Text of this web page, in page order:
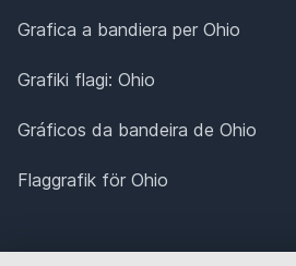
Grafica a bandiera per Ohio
Grafiki flagi: Ohio
Gráficos da bandeira de Ohio
Flaggrafik för Ohio